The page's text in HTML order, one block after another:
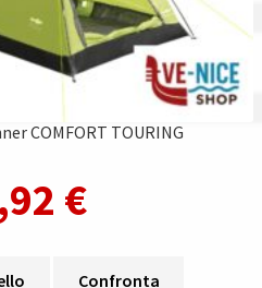
COMFORT TOURING
€
Confronta